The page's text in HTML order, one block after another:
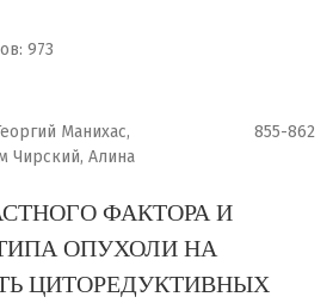
973
Манихас,
Чирский, Алина
855-862
ФАКТОРА И
ОПУХОЛИ НА
ЦИТОРЕДУКТИВНЫХ